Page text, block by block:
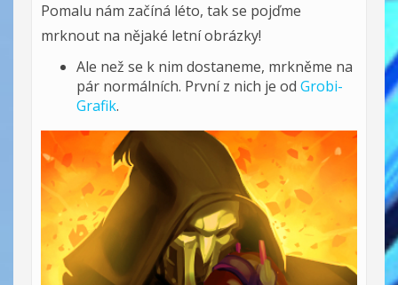
Pomalu nám začíná léto, tak se pojďme
mrknout na nějaké letní obrázky!
Ale než se k nim dostaneme, mrkněme na
pár normálních. První z nich je od Grobi-
Grafik.